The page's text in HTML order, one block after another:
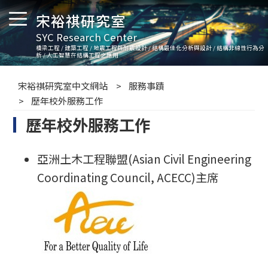
宋裕祺研究室
SYC Research Center
橋梁工程 / 建築工程 / 地震工程與耐震設計 / 結構最佳化分析與設計 / 結構非線性行為分
析 / 人工智慧在結構工程之應用
宋裕祺研究室中文網站
服務事蹟
歷年校外服務工作
歷年校外服務工作
亞洲土木工程聯盟(Asian Civil Engineering
Coordinating Council, ACECC)主席